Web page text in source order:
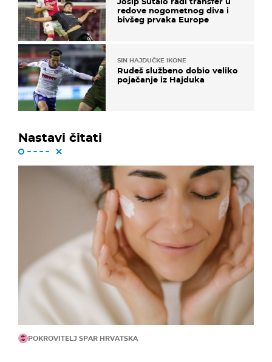
redove nogometnog diva i
bivšeg prvaka Europe
SIN HAJDUČKE IKONE
Rudeš službeno dobio veliko
pojačanje iz Hajduka
Nastavi čitati
POKROVITELJ SPAR HRVATSKA